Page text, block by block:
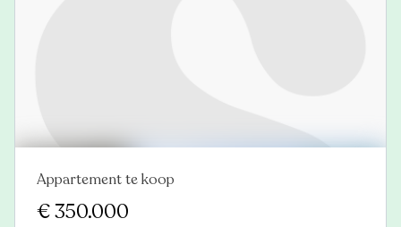
Nieuw
Appartement te koop
€ 350.000